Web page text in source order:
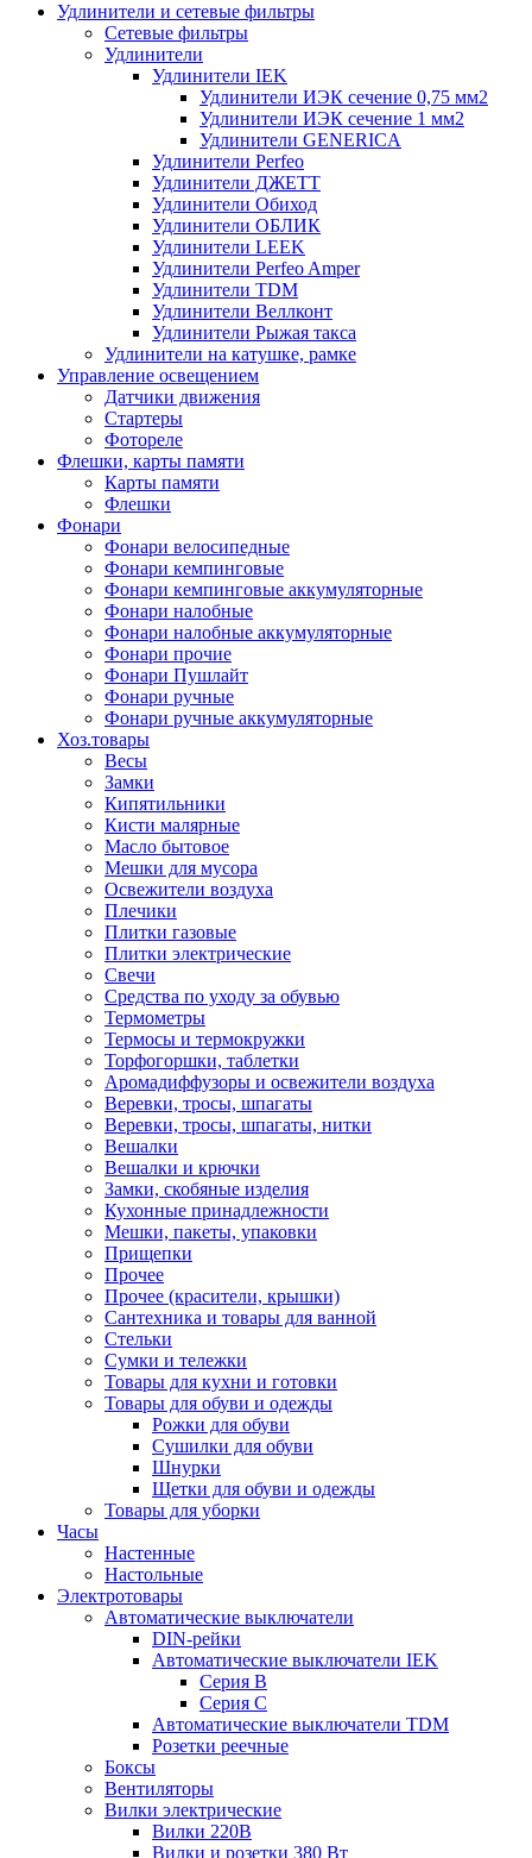
Удлинители и сетевые фильтры
Сетевые фильтры
Удлинители
Удлинители IEK
Удлинители ИЭК сечение 0,75 мм2
Удлинители ИЭК сечение 1 мм2
Удлинители GENERICA
Удлинители Perfeo
Удлинители ДЖЕТТ
Удлинители Обиход
Удлинители ОБЛИК
Удлинители LEEK
Удлинители Perfeo Amper
Удлинители TDM
Удлинители Веллконт
Удлинители Рыжая такса
Удлинители на катушке, рамке
Управление освещением
Датчики движения
Стартеры
Фотореле
Флешки, карты памяти
Карты памяти
Флешки
Фонари
Фонари велосипедные
Фонари кемпинговые
Фонари кемпинговые аккумуляторные
Фонари налобные
Фонари налобные аккумуляторные
Фонари прочие
Фонари Пушлайт
Фонари ручные
Фонари ручные аккумуляторные
Хоз.товары
Весы
Замки
Кипятильники
Кисти малярные
Масло бытовое
Мешки для мусора
Освежители воздуха
Плечики
Плитки газовые
Плитки электрические
Свечи
Средства по уходу за обувью
Термометры
Термосы и термокружки
Торфогоршки, таблетки
Аромадиффузоры и освежители воздуха
Веревки, тросы, шпагаты
Веревки, тросы, шпагаты, нитки
Вешалки
Вешалки и крючки
Замки, скобяные изделия
Кухонные принадлежности
Мешки, пакеты, упаковки
Прищепки
Прочее
Прочее (красители, крышки)
Сантехника и товары для ванной
Стельки
Сумки и тележки
Товары для кухни и готовки
Товары для обуви и одежды
Рожки для обуви
Сушилки для обуви
Шнурки
Щетки для обуви и одежды
Товары для уборки
Часы
Настенные
Настольные
Электротовары
Автоматические выключатели
DIN-рейки
Автоматические выключатели IEK
Серия B
Серия С
Автоматические выключатели TDM
Розетки реечные
Боксы
Вентиляторы
Вилки электрические
Вилки 220В
Вилки и розетки 380 Вт